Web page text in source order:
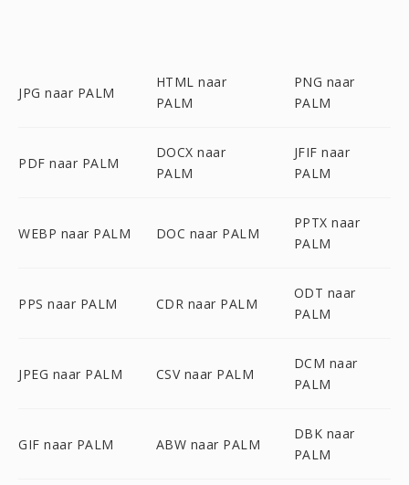
JPG naar PALM
HTML naar
PALM
PNG naar
PALM
PDF naar PALM
DOCX naar
PALM
JFIF naar
PALM
WEBP naar PALM DOC naar PALM
PPTX naar
PALM
PPS naar PALM CDR naar PALM
ODT naar
PALM
JPEG naar PALM CSV naar PALM
DCM naar
PALM
GIF naar PALM ABW naar PALM
DBK naar
PALM